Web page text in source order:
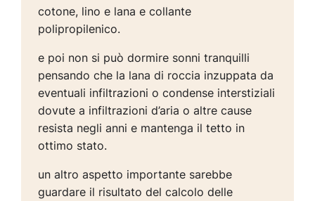
cotone, lino e lana e collante
polipropilenico.
e poi non si può dormire sonni tranquilli
pensando che la lana di roccia inzuppata da
eventuali infiltrazioni o condense interstiziali
dovute a infiltrazioni d’aria o altre cause
resista negli anni e mantenga il tetto in
ottimo stato.
un altro aspetto importante sarebbe
guardare il risultato del calcolo delle